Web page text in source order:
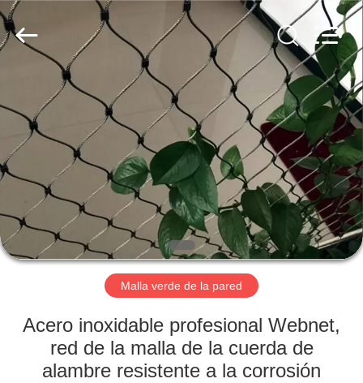
HOGAR
PRODUCTOS
SOBRE
NOSOTROS
VIAJE
LA
FÁBRICA
cuerda
de
alambre
de
2018
decorativeropemesh.com.
Rights
Reserved.
Malla verde de la pared
Acero inoxidable profesional Webnet,
red de la malla de la cuerda de
alambre resistente a la corrosión